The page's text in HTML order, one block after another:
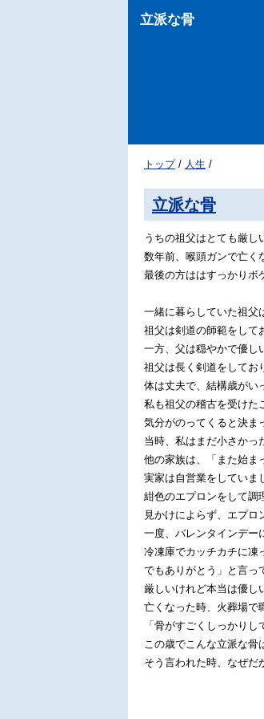
立派な骨
トップ/ 人生 /
立派な骨
うちの祖父はとても厳し
数年前、喉頭ガンで亡く
最後の方ははすっかりボ
一緒に暮らしていた祖父
祖父は剣道の師範をして
一方、父は穏やかで優し
祖父は長く剣道をしてお
体は丈夫で、結構歳がい
私も祖父の稽古を受けた
気分がのってくると決ま
当時、私はまだ小さかっ
他の家族は、「また始ま
実家は自営業をしていま
紺色のエプロンをして調
見かけによらず、エプロ
一度、バレンタインデー
冷凍庫でカッチカチに凍
でもありがとう」と言っ
厳しいけれど本当は優し
亡くなった時、火葬場で
「骨がすごくしっかりし
この歳でこんな立派な骨
そう言われた時、なぜだ